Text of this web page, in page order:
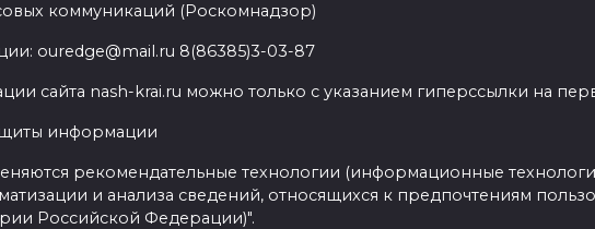
коммуникаций (Роскомнадзор)
ouredge@mail.ru 8(86385)3-03-87
сайта nash-krai.ru можно только с указанием гиперссылки на
информации
рекомендательные технологии (информационные
и анализа сведений, относящихся к предпочтениям
Российской Федерации)".